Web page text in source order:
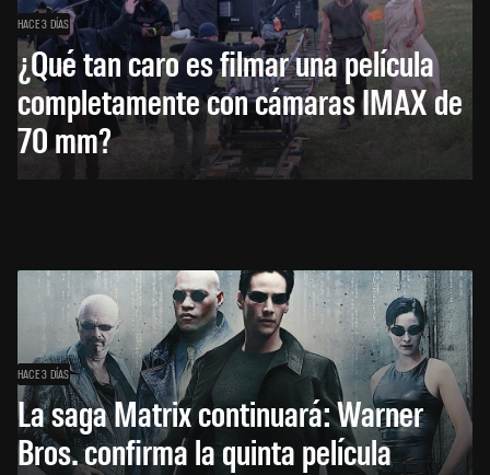
HACE 3 DÍAS
¿Qué tan caro es filmar una película
completamente con cámaras IMAX de
70 mm?
HACE 3 DÍAS
La saga Matrix continuará: Warner
Bros. confirma la quinta película